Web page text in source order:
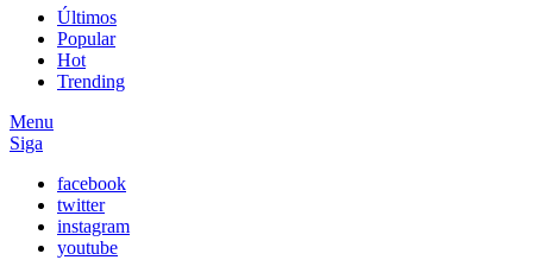
Últimos
Popular
Hot
Trending
Menu
Siga
facebook
twitter
instagram
youtube